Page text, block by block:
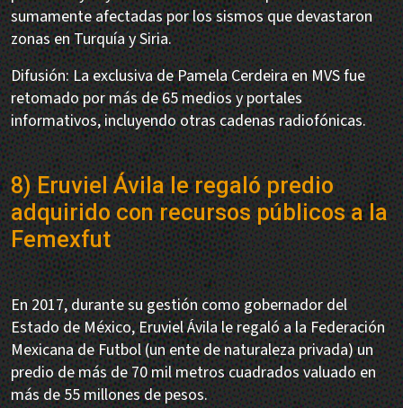
sumamente afectadas por los sismos que devastaron
zonas en Turquía y Siria.
Difusión: La exclusiva de Pamela Cerdeira en MVS fue
retomado por más de 65 medios y portales
informativos, incluyendo otras cadenas radiofónicas.
8) Eruviel Ávila le regaló predio
adquirido con recursos públicos a la
Femexfut
En 2017, durante su gestión como gobernador del
Estado de México, Eruviel Ávila le regaló a la Federación
Mexicana de Futbol (un ente de naturaleza privada) un
predio de más de 70 mil metros cuadrados valuado en
más de 55 millones de pesos.